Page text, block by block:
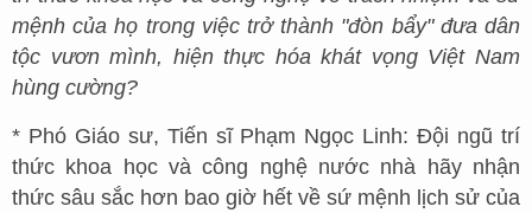
mệnh của họ trong việc trở thành "đòn bẩy" đưa dân
tộc vươn mình, hiện thực hóa khát vọng Việt Nam
hùng cường?
* Phó Giáo sư, Tiến sĩ Phạm Ngọc Linh: Đội ngũ trí
thức khoa học và công nghệ nước nhà hãy nhận
thức sâu sắc hơn bao giờ hết về sứ mệnh lịch sử của